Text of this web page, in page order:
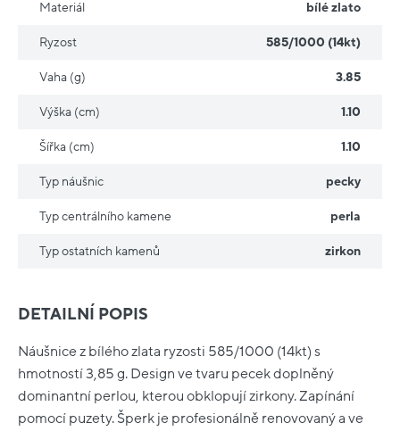
DETAILNÍ POPIS
Náušnice z bílého zlata ryzosti 585/1000 (14kt) s
hmotností 3,85 g. Design ve tvaru pecek doplněný
dominantní perlou, kterou obklopují zirkony. Zapínání
pomocí puzety. Šperk je profesionálně renovovaný a ve
Materiál bílé zlato
Ryzost 585/1000 (14kt)
Vaha (g) 3.85
Výška (cm) 1.10
Šířka (cm) 1.10
Typ náušnic pecky
Typ centrálního kamene perla
Typ ostatních kamenů zirkon